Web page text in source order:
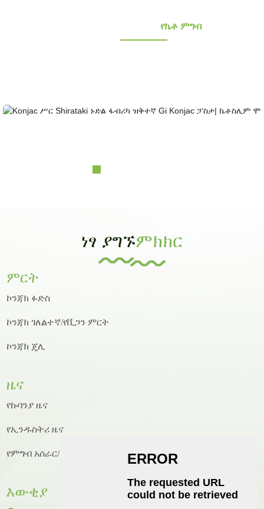
የኬቶ ምግብ
ነፃ ያግኙምክክር
ምርት
ኮንጃክ ፉድስ
ኮንጃክ ገለልተኛ/የቪጋን ምርት
ኮንጃክ ጄሊ
ዜና
የኩባንያ ዜና
የኢንዱስትሪ ዜና
የምግብ አሰራር/የምግብ አሰራር ዜና
እውቂያ